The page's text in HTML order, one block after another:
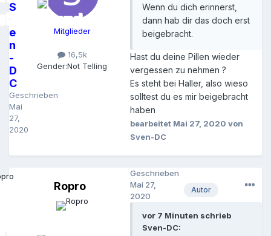
S
v
e
n
-
D
C
Geschrieben
Mai
27,
2020
Mitglieder
16,5k
Gender:Not Telling
Wenn du dich erinnerst,
dann hab dir das doch erst
beigebracht.
Hast du deine Pillen wieder
vergessen zu nehmen ?
Es steht bei Haller, also wieso
solltest du es mir beigebracht
haben
bearbeitet Mai 27, 2020 von
Sven-DC
Ropro Autor
Geschrieben
Mai 27,
2020
vor 7 Minuten schrieb
Sven-DC: